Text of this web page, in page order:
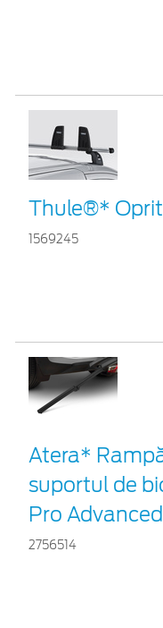
Thule®*
1569245
Atera*
suportul de
Pro
2756514